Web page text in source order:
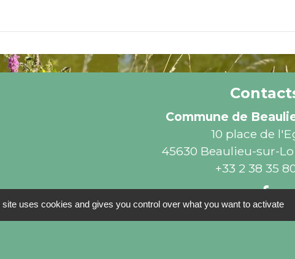
Commune de
10 place de
45630 Beaulieu-sur-
+33 2 38 35
site uses cookies and gives you control over what you want to activate